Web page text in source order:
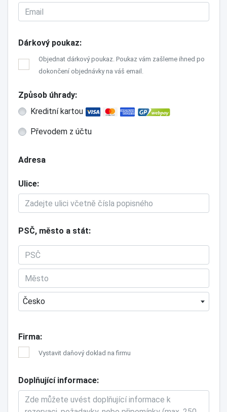
Dárkový poukaz
Objednat dárkový poukaz. Poukaz vám zašleme ihned po
dokončení objednávky na váš email.
Způsob úhrady
Kreditní kartou
Převodem z účtu
Adresa
Ulice
PSČ, město a stát
Česko
Firma
Vystavit daňový doklad na firmu
Doplňující informace